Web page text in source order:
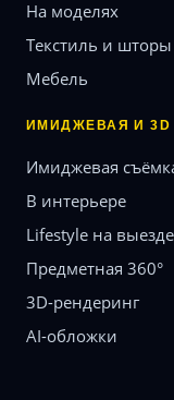
На моделях
Текстиль и шторы
Мебель
ИМИДЖЕВАЯ И 3D
Имиджевая
В интерьере
Lifestyle на выезде
Предметная 360°
3D-рендеринг
AI-обложки